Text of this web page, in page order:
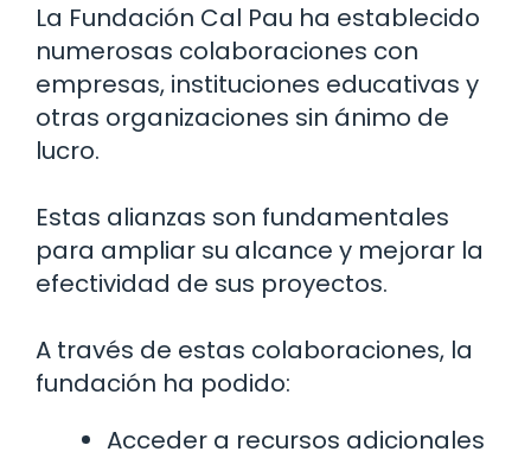
La Fundación Cal Pau ha establecido
numerosas colaboraciones con
empresas, instituciones educativas y
otras organizaciones sin ánimo de
lucro.
Estas alianzas son fundamentales
para ampliar su alcance y mejorar la
efectividad de sus proyectos.
A través de estas colaboraciones, la
fundación ha podido:
Acceder a recursos adicionales